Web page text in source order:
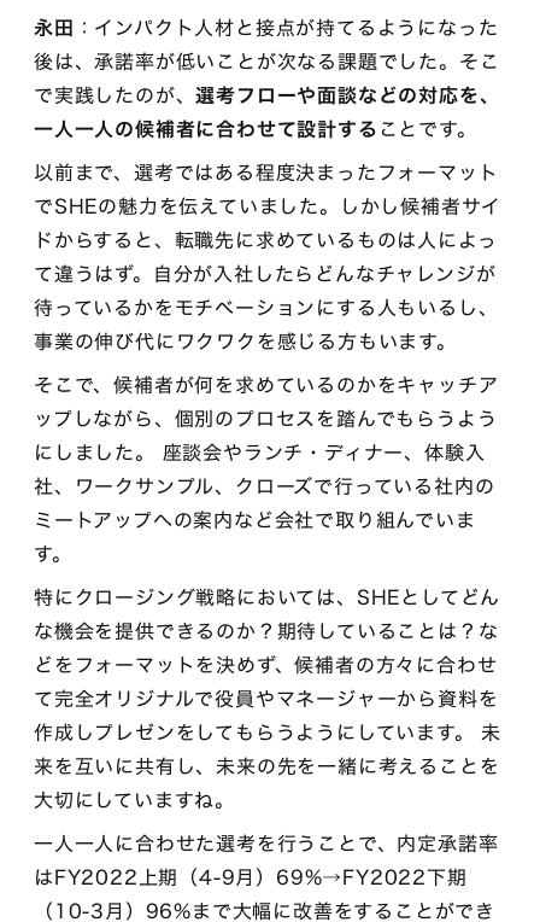
永田 ：インパクト人材と接点が持てるようになった
後は、承諾率が低いことが次なる課題でした。そこ
で実践したのが、選考フローや面談などの対応を、
一人一人の候補者に合わせて設計することです。
以前まで、選考ではある程度決まったフォーマット
でSHEの魅力を伝えていました。しかし候補者サイ
ドからすると、転職先に求めているものは人によっ
て違うはず。自分が入社したらどんなチャレンジが
待っているかをモチベーションにする人もいるし、
事業の伸び代にワクワクを感じる方もいます。
そこで、候補者が何を求めているのかをキャッチア
ップしながら、個別のプロセスを踏んでもらうよう
にしました。 座談会やランチ・ディナー、体験入
社、ワークサンプル、クローズで行っている社内の
ミートアップへの案内など会社で取り組んでいま
す。
特にクロージング戦略においては、SHEとしてどん
な機会を提供できるのか？期待していることは？な
どをフォーマットを決めず、候補者の方々に合わせ
て完全オリジナルで役員やマネージャーから資料を
作成しプレゼンをしてもらうようにしています。 未
来を互いに共有し、未来の先を一緒に考えることを
大切にしていますね。
一人一人に合わせた選考を行うことで、内定承諾率
はFY2022上期（4-9月）69%→FY2022下期
（10-3月）96%まで大幅に改善をすることができ